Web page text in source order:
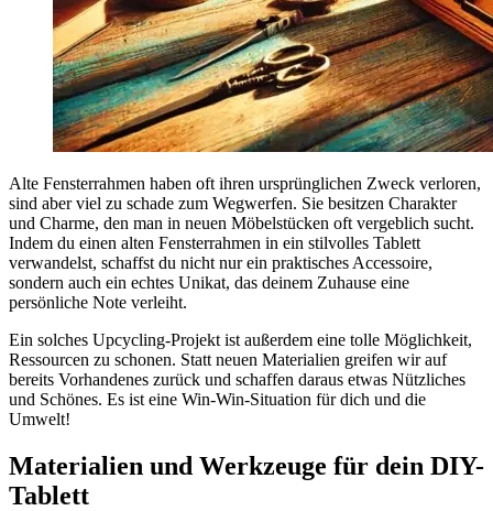
Alte Fensterrahmen haben oft ihren ursprünglichen Zweck verloren,
sind aber viel zu schade zum Wegwerfen. Sie besitzen Charakter
und Charme, den man in neuen Möbelstücken oft vergeblich sucht.
Indem du einen alten Fensterrahmen in ein stilvolles Tablett
verwandelst, schaffst du nicht nur ein praktisches Accessoire,
sondern auch ein echtes Unikat, das deinem Zuhause eine
persönliche Note verleiht.
Ein solches Upcycling-Projekt ist außerdem eine tolle Möglichkeit,
Ressourcen zu schonen. Statt neuen Materialien greifen wir auf
bereits Vorhandenes zurück und schaffen daraus etwas Nützliches
und Schönes. Es ist eine Win-Win-Situation für dich und die
Umwelt!
Materialien und Werkzeuge für dein DIY-
Tablett